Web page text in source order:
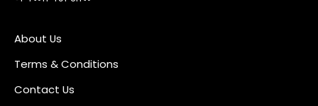
About Us
Terms & Conditions
Contact Us